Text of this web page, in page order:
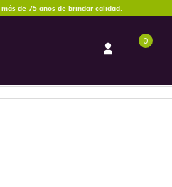
de 75 años de brindar calidad.
0